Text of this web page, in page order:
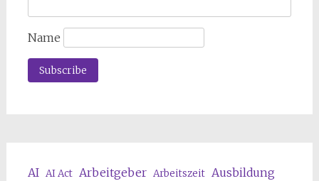
Name
AI AI Act Arbeitgeber Arbeitszeit Ausbildung